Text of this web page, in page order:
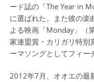
ード誌の「The Year in
に選ばれた。また彼の楽
よる映画「Monday」（
家連盟賞・カリガリ特別
ーマソングとしてフィー
2012年7月、オオエの最